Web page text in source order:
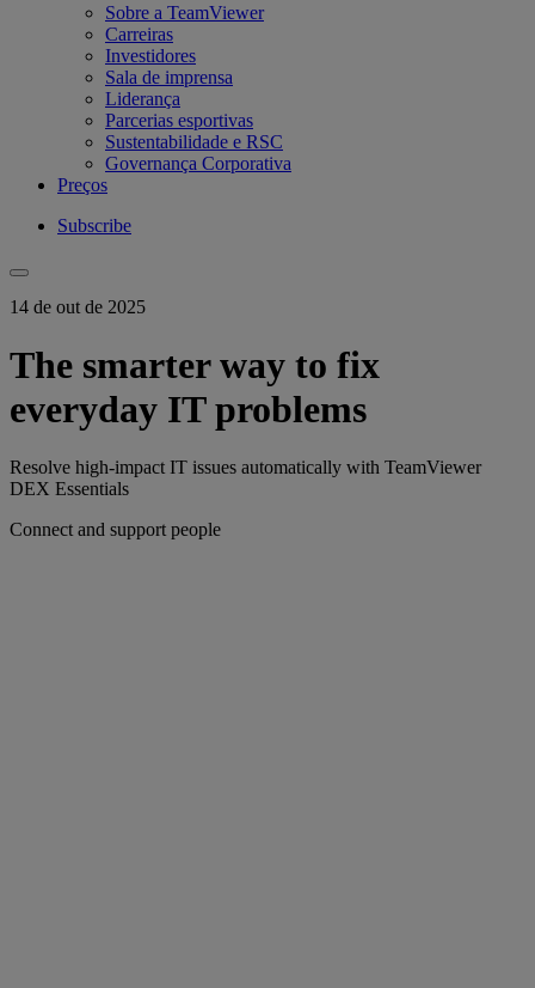
Sobre a TeamViewer
Carreiras
Investidores
Sala de imprensa
Liderança
Parcerias esportivas
Sustentabilidade e RSC
Governança Corporativa
Preços
Subscribe
14 de out de 2025
The smarter way to fix
everyday IT problems
Resolve high-impact IT issues automatically with TeamViewer
DEX Essentials
Connect and support people